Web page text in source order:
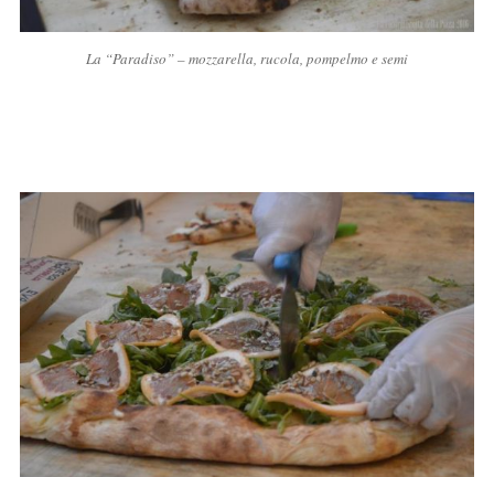
La “Paradiso” – mozzarella, rucola, pompelmo e semi